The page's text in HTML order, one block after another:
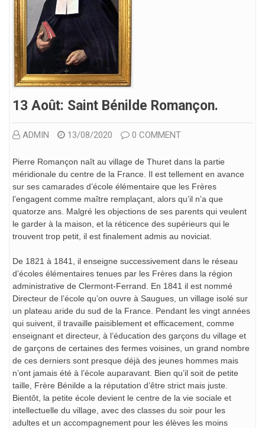
13 Août: Saint Bénilde Romançon.
ADMIN 13/08/2020 0 COMMENT
Pierre Romançon naît au village de Thuret dans la partie
méridionale du centre de la France. Il est tellement en avance
sur ses camarades d’école élémentaire que les Frères
l’engagent comme maître remplaçant, alors qu’il n’a que
quatorze ans. Malgré les objections de ses parents qui veulent
le garder à la maison, et la réticence des supérieurs qui le
trouvent trop petit, il est finalement admis au noviciat.
De 1821 à 1841, il enseigne successivement dans le réseau
d’écoles élémentaires tenues par les Frères dans la région
administrative de Clermont-Ferrand. En 1841 il est nommé
Directeur de l’école qu’on ouvre à Saugues, un village isolé sur
un plateau aride du sud de la France. Pendant les vingt années
qui suivent, il travaille paisiblement et efficacement, comme
enseignant et directeur, à l’éducation des garçons du village et
de garçons de certaines des fermes voisines, un grand nombre
de ces derniers sont presque déjà des jeunes hommes mais
n’ont jamais été à l’école auparavant. Bien qu’il soit de petite
taille, Frère Bénilde a la réputation d’être strict mais juste.
Bientôt, la petite école devient le centre de la vie sociale et
intellectuelle du village, avec des classes du soir pour les
adultes et un accompagnement pour les élèves les moins